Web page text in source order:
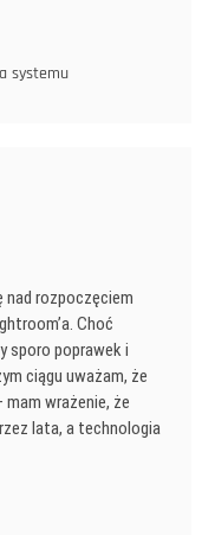
systemu
nad rozpoczęciem
Choć
sporo poprawek i
ciągu uważam, że
mam wrażenie, że
lata, a technologia